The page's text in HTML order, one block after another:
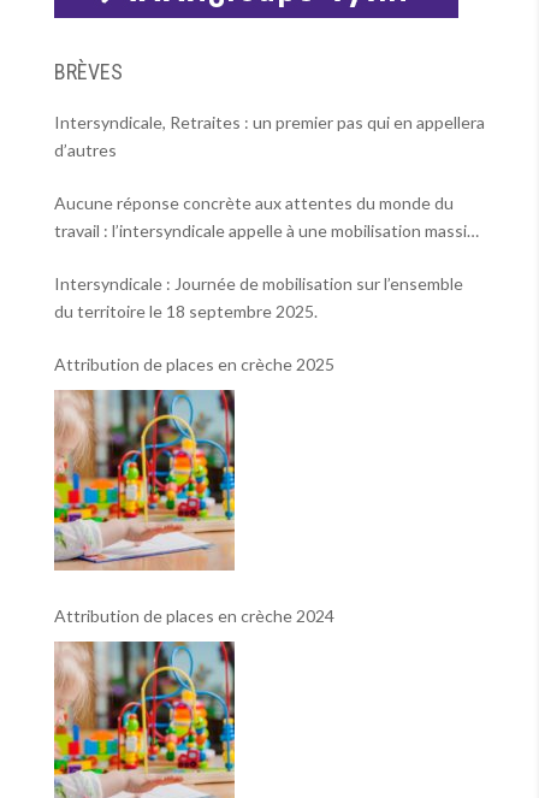
BRÈVES
Intersyndicale, Retraites : un premier pas qui en appellera
d’autres
Aucune réponse concrète aux attentes du monde du
travail : l’intersyndicale appelle à une mobilisation massive
Intersyndicale : Journée de mobilisation sur l’ensemble
du territoire le 18 septembre 2025.
Attribution de places en crèche 2025
Attribution de places en crèche 2024